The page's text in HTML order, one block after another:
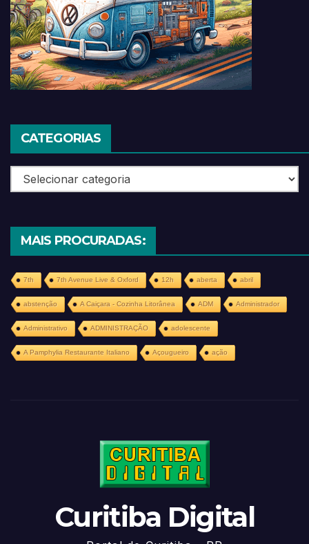
CATEGORIAS
Categorias
MAIS PROCURADAS:
7th 7th Avenue Live & Oxford 12h aberta abril
abstenção A Caiçara - Cozinha Litorânea ADM Administrador
Administrativo ADMINISTRAÇÃO adolescente
A Pamphylia Restaurante Italiano Açougueiro ação
Curitiba Digital